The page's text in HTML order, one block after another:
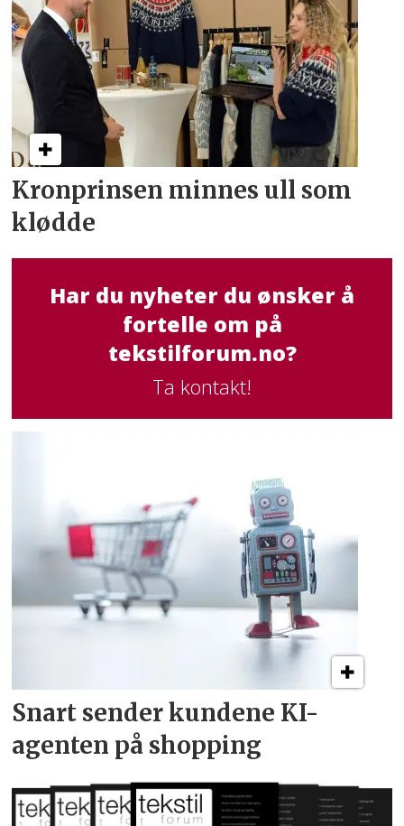
Kronprinsen minnes ull som
klødde
Har du nyheter du ønsker å
fortelle om på
tekstilforum.no?
Ta kontakt!
Snart sender kundene KI-
agenten på shopping